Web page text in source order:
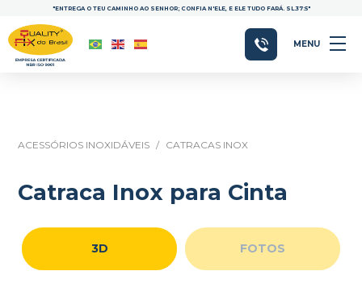
"ENTREGA O TEU CAMINHO AO SENHOR; CONFIA N'ELE, E ELE TUDO FARÁ. SL.37:5"
MENU
ACESSÓRIOS INOXIDÁVEIS / CATRACAS INOX
Catraca Inox para Cinta
3D FOTOS